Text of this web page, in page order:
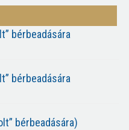
bérbeadására
bérbeadására
bérbeadására)